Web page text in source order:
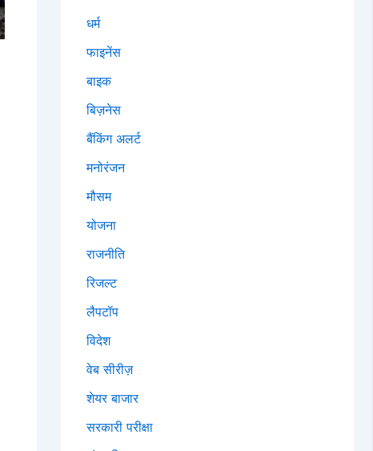
धर्म
फाइनेंस
बाइक
बिज़नेस
बैंकिंग अलर्ट
मनोरंजन
मौसम
योजना
राजनीति
रिजल्ट
लैपटॉप
विदेश
वेब सीरीज़
शेयर बाजार
सरकारी परीक्षा